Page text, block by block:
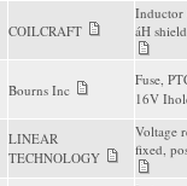
COILCRAFT
Inductor
áH
Bourns Inc
Fuse,
16V
LINEAR
TECHNOLOGY
Voltage
fixed,